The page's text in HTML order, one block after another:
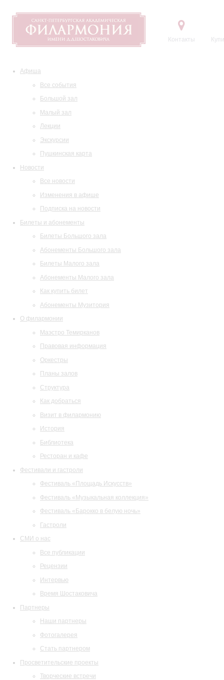
Контакты
Афиша
Все события
Большой зал
Малый зал
Лекции
Экскурсии
Пушкинская карта
Новости
Все новости
Изменения в афише
Подписка на новости
Билеты и абонементы
Билеты Большого зала
Абонементы Большого зала
Билеты Малого зала
Абонементы Малого зала
Как купить билет
Абонементы Музитория
О филармонии
Маэстро Темирканов
Правовая информация
Оркестры
Планы залов
Структура
Как добраться
Визит в филармонию
История
Библиотека
Ресторан и кафе
Фестивали и гастроли
Фестиваль «Площадь Искусств»
Фестиваль «Музыкальная коллекция»
Фестиваль «Барокко в белую ночь»
Гастроли
СМИ о нас
Все публикации
Рецензии
Интервью
Время Шостаковича
Партнеры
Наши партнеры
Фотогалерея
Стать партнером
Просветительские проекты
Творческие встречи